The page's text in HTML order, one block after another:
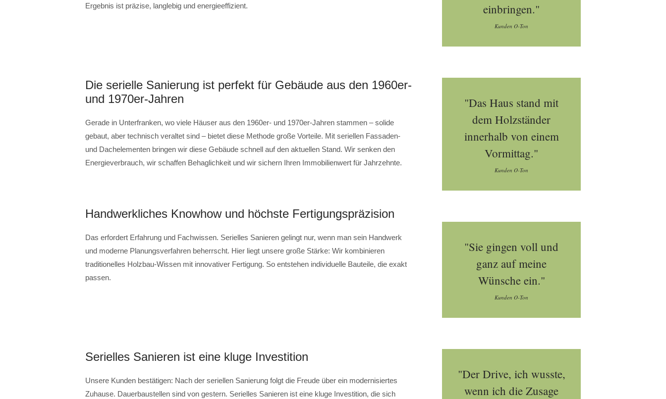
Ergebnis ist präzise, langlebig und energieeffizient.
Die serielle Sanierung ist perfekt für Gebäude aus den 1960er-
und 1970er-Jahren
Gerade in Unterfranken, wo viele Häuser aus den 1960er- und 1970er-Jahren stammen – solide
gebaut, aber technisch veraltet sind – bietet diese Methode große Vorteile. Mit seriellen Fassaden-
und Dachelementen bringen wir diese Gebäude schnell auf den aktuellen Stand. Wir senken den
Energieverbrauch, wir schaffen Behaglichkeit und wir sichern Ihren Immobilienwert für Jahrzehnte.
Handwerkliches Knowhow und höchste Fertigungspräzision
Das erfordert Erfahrung und Fachwissen. Serielles Sanieren gelingt nur, wenn man sein Handwerk
und moderne Planungsverfahren beherrscht. Hier liegt unsere große Stärke: Wir kombinieren
traditionelles Holzbau-Wissen mit innovativer Fertigung. So entstehen individuelle Bauteile, die exakt
passen.
Serielles Sanieren ist eine kluge Investition
Unsere Kunden bestätigen: Nach der seriellen Sanierung folgt die Freude über ein modernisiertes
Zuhause. Dauerbaustellen sind von gestern. Serielles Sanieren ist eine kluge Investition, die sich
einbringen."
Kunden O-Ton
"Das Haus stand mit
dem Holzständer
innerhalb von einem
Vormittag."
Kunden O-Ton
"Sie gingen voll und
ganz auf meine
Wünsche ein."
Kunden O-Ton
"Der Drive, ich wusste,
wenn ich die Zusage